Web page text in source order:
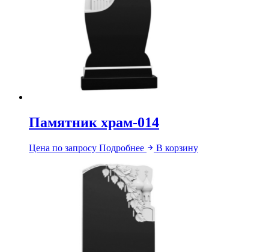
Памятник храм-014
Цена по запросу Подробнее В корзину